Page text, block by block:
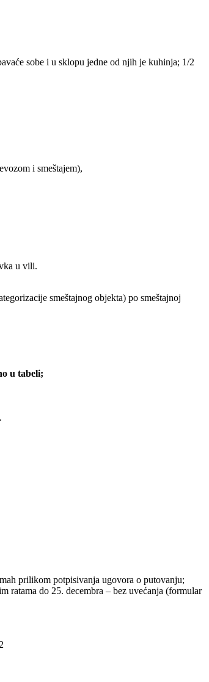
sobe i u sklopu jedne od njih je kuhinja; 1/2
i smeštajem),
u vili.
smeštajnog objekta) po smeštajnoj
u tabeli;
prilikom potpisivanja ugovora o putovanju;
ratama do 25. decembra – bez uvećanja (formular